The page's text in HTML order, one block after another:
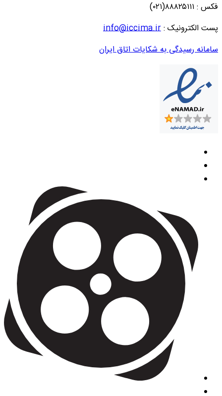
فکس : ۸۸۸۲۵۱۱۱(۰۲۱)
پست الکترونیک :info@iccima.ir
سامانه رسیدگی به شکایات اتاق ایران